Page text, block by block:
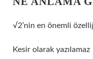
√2’nin en önemli
Kesir olarak yazılamaz